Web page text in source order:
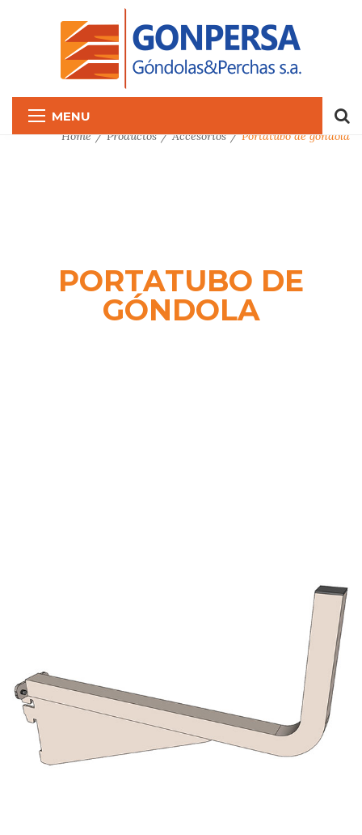
MENU
Home Productos Accesorios Portatubo de góndola
PORTATUBO DE
GÓNDOLA